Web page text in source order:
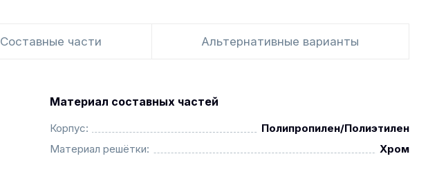
Составные части Альтернативные варианты
Материал составных частей
Корпус:
Полипропилен/Полиэтилен
Материал решётки:
Хром